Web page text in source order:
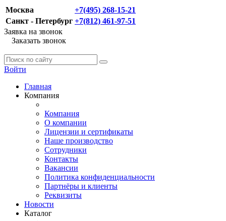
Москва
+7(495) 268-15-21
Санкт - Петербург +7(812) 461-97-51
Заявка на звонок
Заказать звонок
Войти
Главная
Компания
Компания
О компании
Лицензии и сертификаты
Наше производство
Сотрудники
Контакты
Вакансии
Политика конфиденциальности
Партнёры и клиенты
Реквизиты
Новости
Каталог